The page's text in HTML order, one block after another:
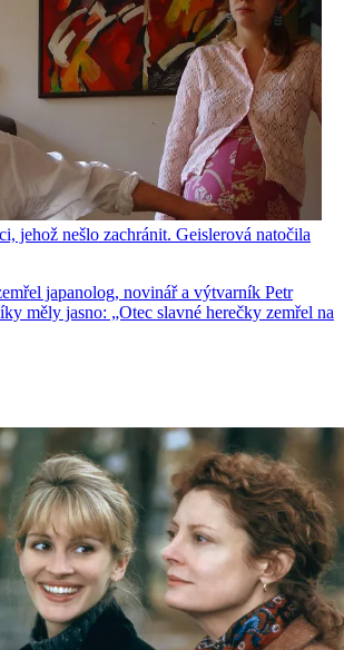
jehož nešlo zachránit. Geislerová natočila
japanolog, novinář a výtvarník Petr
měly jasno: „Otec slavné herečky zemřel na